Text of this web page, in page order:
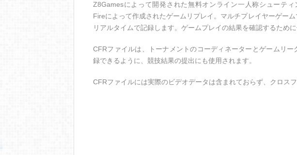
Z8Gamesによって開発された無料オンライン一人称シューテ
Fireによって作成されたゲームリプレイ。マルチプレイヤーゲー
リアルタイムで記録します。ゲームプレイの結果を確認するために
CFRファイルは、トーナメントのコーディネーターとゲームリ
録できるように、競技結果の提出にも使用されます。
CFRファイルには実際のビデオデータは含まれておらず、クロス